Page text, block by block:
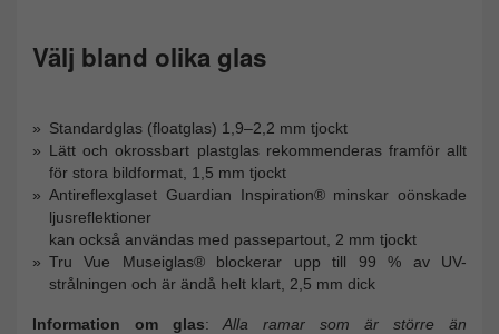
Välj bland olika glas
Standardglas (floatglas) 1,9–2,2 mm tjockt
Lätt och okrossbart plastglas rekommenderas framför allt
för stora bildformat, 1,5 mm tjockt
Antireflexglaset Guardian Inspiration® minskar oönskade
ljusreflektioner
kan också användas med passepartout, 2 mm tjockt
Tru Vue Museiglas® blockerar upp till 99 % av UV-
strålningen och är ändå helt klart, 2,5 mm dick
Information om glas: Alla ramar som är större än